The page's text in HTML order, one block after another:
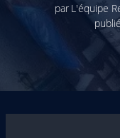
par L'équipe